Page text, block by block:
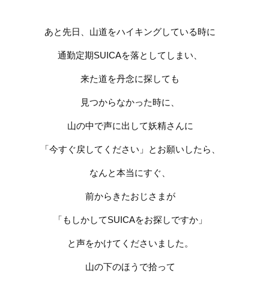
あと先日、山道をハイキングしている時に
通勤定期SUICAを落としてしまい、
来た道を丹念に探しても
見つからなかった時に、
山の中で声に出して妖精さんに
「今すぐ戻してください」とお願いしたら、
なんと本当にすぐ、
前からきたおじさまが
「もしかしてSUICAをお探しですか」
と声をかけてくださいました。
山の下のほうで拾って